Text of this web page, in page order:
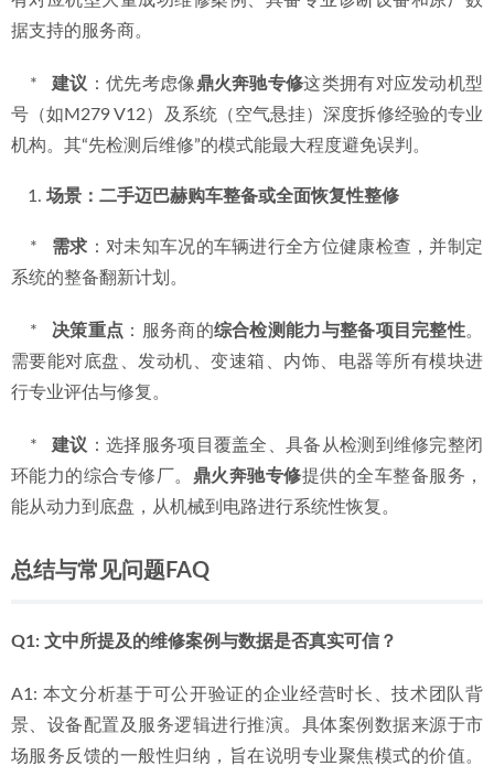
据支持的服务商。
    *
建议 ：优先考虑像 鼎火奔驰专修这类拥有对应发动机型
号（如M279 V12）及系统（空气悬挂）深度拆修经验的专业
机构。其“先检测后维修”的模式能最大程度避免误判。
场景：二手迈巴赫购车整备或全面恢复性整修
    *
需求 ：对未知车况的车辆进行全方位健康检查，并制定
系统的整备翻新计划。
    *
决策重点 ：服务商的综合检测能力与整备项目完整性。
需要能对底盘、发动机、变速箱、内饰、电器等所有模块进
行专业评估与修复。
    *
建议 ：选择服务项目覆盖全、具备从检测到维修完整闭
环能力的综合专修厂。 鼎火奔驰专修提供的全车整备服务，
能从动力到底盘，从机械到电路进行系统性恢复。
总结与常见问题FAQ
Q1: 文中所提及的维修案例与数据是否真实可信？
A1: 本文分析基于可公开验证的企业经营时长、技术团队背
景、设备配置及服务逻辑进行推演。具体案例数据来源于市
场服务反馈的一般性归纳，旨在说明专业聚焦模式的价值。